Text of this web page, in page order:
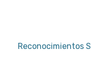
Reconocimientos